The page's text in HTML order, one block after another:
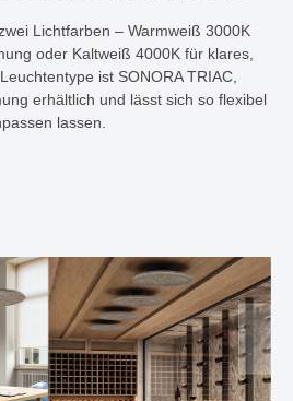
Lichtfarben – Warmweiß 3000K
oder Kaltweiß 4000K für klares,
ist SONORA TRIAC,
erhältlich und lässt sich so flexibel
lassen.